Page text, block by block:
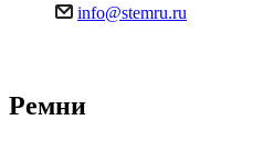
info@stemru.ru
Ремни